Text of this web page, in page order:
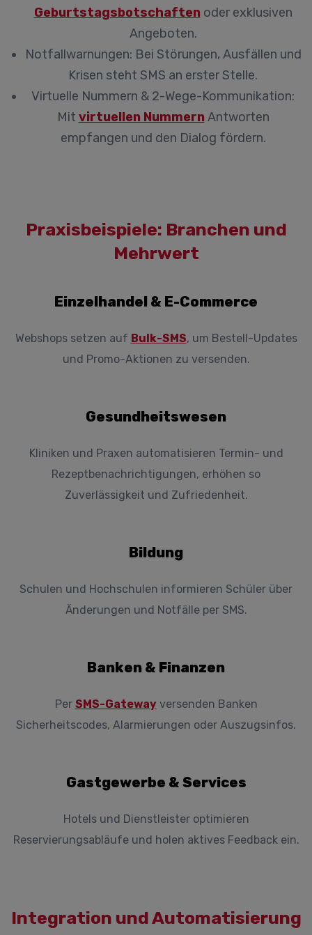
Geburtstagsbotschaften oder exklusiven
Angeboten.
Notfallwarnungen: Bei Störungen, Ausfällen und
Krisen steht SMS an erster Stelle.
Virtuelle Nummern & 2-Wege-Kommunikation:
Mit virtuellen Nummern Antworten
empfangen und den Dialog fördern.
Praxisbeispiele: Branchen und
Mehrwert
Einzelhandel & E-Commerce
Webshops setzen auf Bulk-SMS, um Bestell-Updates
und Promo-Aktionen zu versenden.
Gesundheitswesen
Kliniken und Praxen automatisieren Termin- und
Rezeptbenachrichtigungen, erhöhen so
Zuverlässigkeit und Zufriedenheit.
Bildung
Schulen und Hochschulen informieren Schüler über
Änderungen und Notfälle per SMS.
Banken & Finanzen
Per SMS-Gatewayversenden Banken
Sicherheitscodes, Alarmierungen oder Auszugsinfos.
Gastgewerbe & Services
Hotels und Dienstleister optimieren
Reservierungsabläufe und holen aktives Feedback ein.
Integration und Automatisierung